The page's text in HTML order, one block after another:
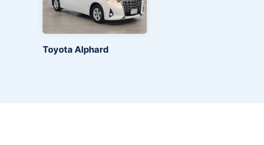
Toyota Alphard